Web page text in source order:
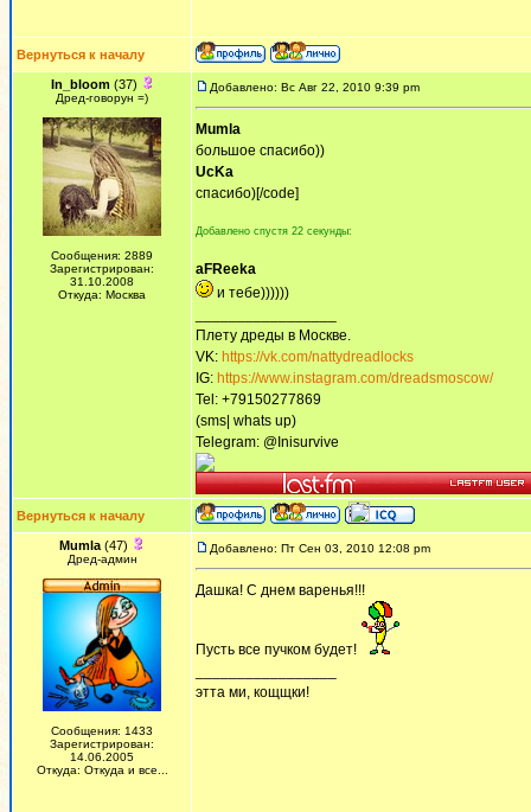
Вернуться к началу
In_bloom(37)
Дред-говорун =)
Сообщения: 2889
Зарегистрирован:
31.10.2008
Откуда: Москва
Добавлено: Вс Авг 22, 2010 9:39 pm
Mumla
большое спасибо))
UcKa
спасибо)[/code]
Добавлено спустя 22 секунды:
aFReeka
и тебе))))))
Плету дреды в Москве.
VK: https://vk.com/nattydreadlocks
IG: https://www.instagram.com/dreadsmoscow/
Tel: +79150277869
(sms| whats up)
Telegram: @Inisurvive
Вернуться к началу
Mumla (47)
Дред-админ
Сообщения: 1433
Зарегистрирован:
14.06.2005
Откуда: Откуда и все...
Добавлено: Пт Сен 03, 2010 12:08 pm
Дашка! С днем варенья!!!
Пусть все пучком будет!
этта ми, кощщки!